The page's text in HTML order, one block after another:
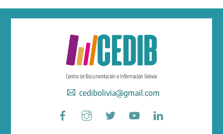
cedibolivia@gmail.com
Facebook